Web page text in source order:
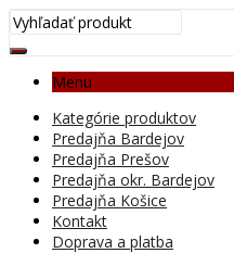
Menu
Kategórie produktov
Predajňa Bardejov
Predajňa Prešov
Predajňa okr. Bardejov
Predajňa Košice
Kontakt
Doprava a platba